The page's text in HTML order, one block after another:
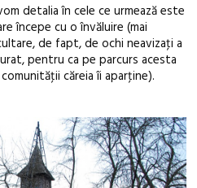
detalia în cele ce urmează este
începe cu o învăluire (mai
de fapt, de ochi neavizaţi a
pentru ca pe parcurs acesta
căreia îi aparţine).